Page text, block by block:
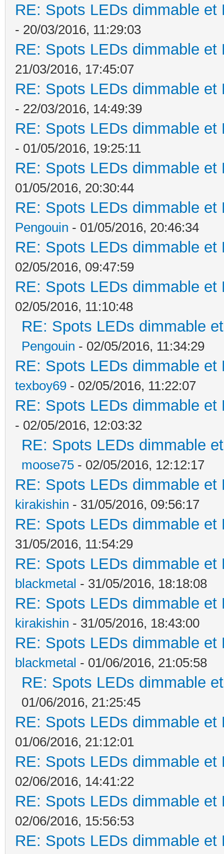
RE: Spots LEDs dimmable
- 20/03/2016, 11:29:03
RE: Spots LEDs dimmable
21/03/2016, 17:45:07
RE: Spots LEDs dimmable
- 22/03/2016, 14:49:39
RE: Spots LEDs dimmable
- 01/05/2016, 19:25:11
RE: Spots LEDs dimmable
01/05/2016, 20:30:44
RE: Spots LEDs dimmable
Pengouin - 01/05/2016, 20:46:34
RE: Spots LEDs dimmable
02/05/2016, 09:47:59
RE: Spots LEDs dimmable
02/05/2016, 11:10:48
RE: Spots LEDs dimmable
Pengouin - 02/05/2016, 11:34:29
RE: Spots LEDs dimmable
texboy69 - 02/05/2016, 11:22:07
RE: Spots LEDs dimmable
- 02/05/2016, 12:03:32
RE: Spots LEDs dimmable
moose75 - 02/05/2016, 12:12:17
RE: Spots LEDs dimmable
kirakishin - 31/05/2016, 09:56:17
RE: Spots LEDs dimmable
31/05/2016, 11:54:29
RE: Spots LEDs dimmable
blackmetal - 31/05/2016, 18:18:08
RE: Spots LEDs dimmable
kirakishin - 31/05/2016, 18:43:00
RE: Spots LEDs dimmable
blackmetal - 01/06/2016, 21:05:58
RE: Spots LEDs dimmable
01/06/2016, 21:25:45
RE: Spots LEDs dimmable
01/06/2016, 21:12:01
RE: Spots LEDs dimmable
02/06/2016, 14:41:22
RE: Spots LEDs dimmable
02/06/2016, 15:56:53
RE: Spots LEDs dimmable